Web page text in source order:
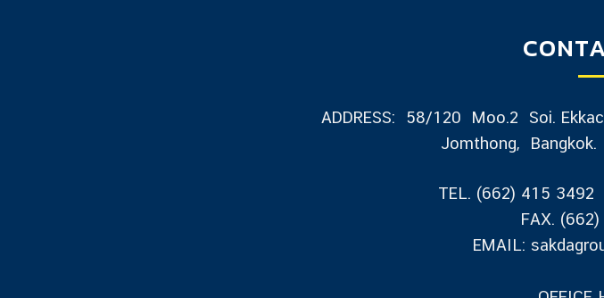
ADDRESS: 58/120 Moo.2 Soi.
Jomthong,
TEL. (662) 415
FAX.
EMAIL: